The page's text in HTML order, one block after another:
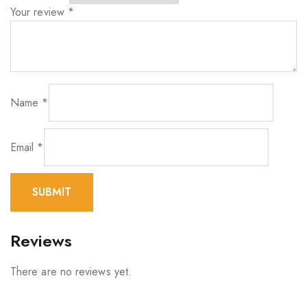
Your review *
Name *
Email *
Reviews
There are no reviews yet.